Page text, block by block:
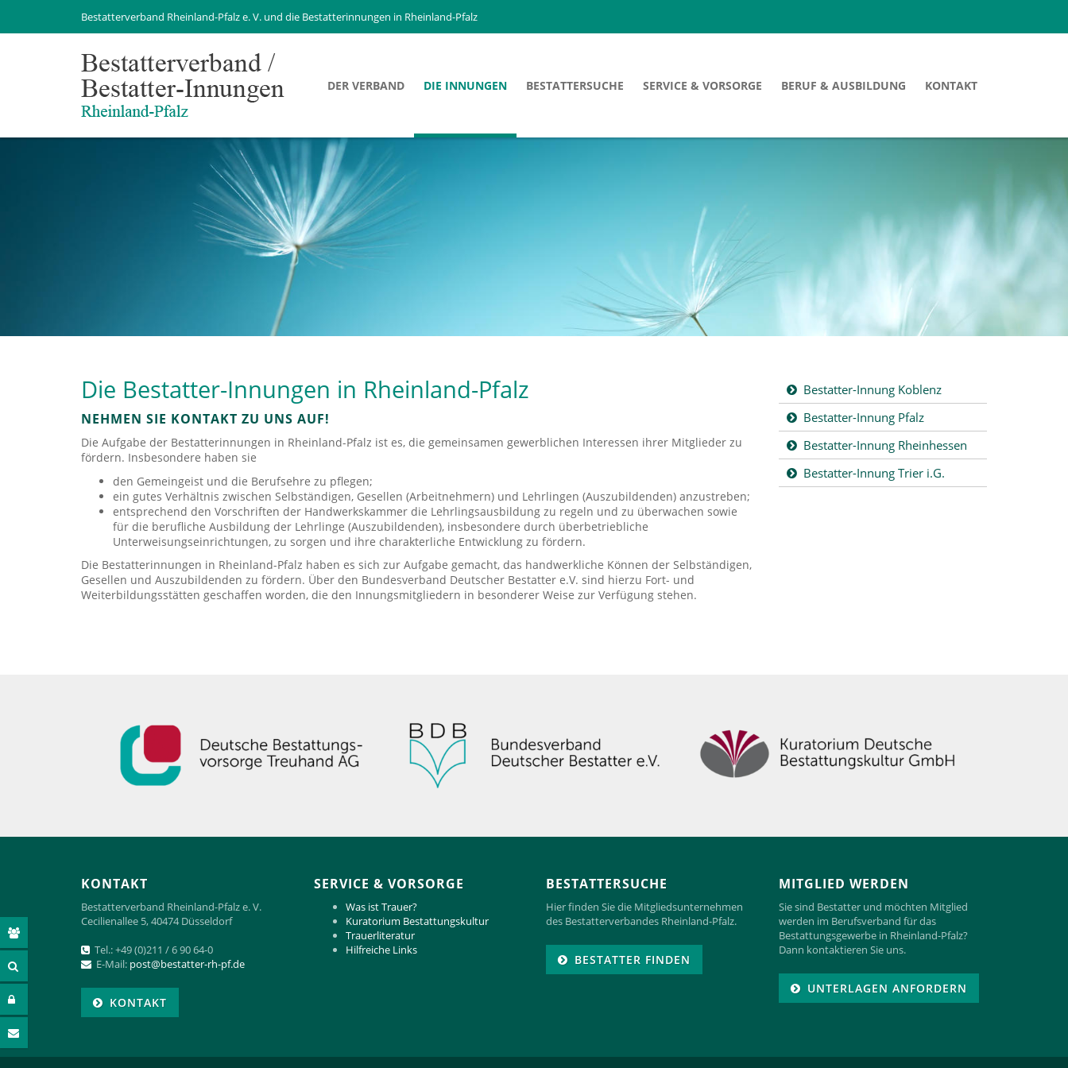
Bestatterverband Rheinland-Pfalz e. V. und die Bestatterinnungen in Rheinland-Pfalz
DER VERBAND DIE INNUNGEN BESTATTERSUCHE SERVICE & VORSORGE BERUF & AUSBILDUNG KONTAKT
Die Bestatter-Innungen in Rheinland-Pfalz
NEHMEN SIE KONTAKT ZU UNS AUF!
Die Aufgabe der Bestatterinnungen in Rheinland-Pfalz ist es, die gemeinsamen gewerblichen Interessen ihrer Mitglieder zu
fördern. Insbesondere haben sie
den Gemeingeist und die Berufsehre zu pflegen;
ein gutes Verhältnis zwischen Selbständigen, Gesellen (Arbeitnehmern) und Lehrlingen (Auszubildenden) anzustreben;
entsprechend den Vorschriften der Handwerkskammer die Lehrlingsausbildung zu regeln und zu überwachen sowie
für die berufliche Ausbildung der Lehrlinge (Auszubildenden), insbesondere durch überbetriebliche
Unterweisungseinrichtungen, zu sorgen und ihre charakterliche Entwicklung zu fördern.
Die Bestatterinnungen in Rheinland-Pfalz haben es sich zur Aufgabe gemacht, das handwerkliche Können der Selbständigen,
Gesellen und Auszubildenden zu fördern. Über den Bundesverband Deutscher Bestatter e.V. sind hierzu Fort- und
Weiterbildungsstätten geschaffen worden, die den Innungsmitgliedern in besonderer Weise zur Verfügung stehen.
Bestatter-Innung Koblenz
Bestatter-Innung Pfalz
Bestatter-Innung Rheinhessen
Bestatter-Innung Trier i.G.
KONTAKT
Bestatterverband Rheinland-Pfalz e. V.
Cecilienallee 5, 40474 Düsseldorf
Tel.: +49 (0)211 / 6 90 64-0
E-Mail: post@bestatter-rh-pf.de
KONTAKT
SERVICE & VORSORGE
Was ist Trauer?
Kuratorium Bestattungskultur
Trauerliteratur
Hilfreiche Links
BESTATTERSUCHE
Hier finden Sie die Mitgliedsunternehmen
des Bestatterverbandes Rheinland-Pfalz.
BESTATTER FINDEN
MITGLIED WERDEN
Sie sind Bestatter und möchten Mitglied
werden im Berufsverband für das
Bestattungsgewerbe in Rheinland-Pfalz?
Dann kontaktieren Sie uns.
UNTERLAGEN ANFORDERN